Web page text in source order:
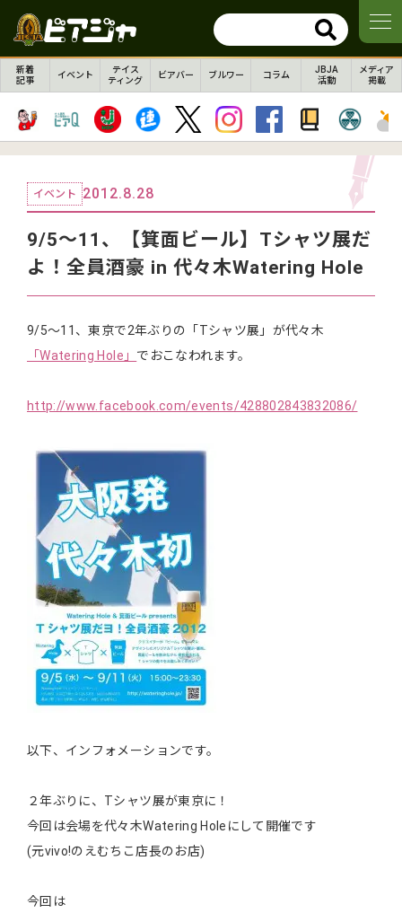
新着
記事
イベント
テイス
ティング
ビアバー ブルワー コラム
JBJA
活動
メディア
掲載
イベント 2012.8.28
9/5～11、【箕面ビール】Tシャツ展だ
よ！全員酒豪 in 代々木Watering Hole
9/5～11、東京で2年ぶりの「Tシャツ展」が代々木
「Watering Hole」 でおこなわれます。
http://www.facebook.com/events/428802843832086/
以下、インフォメーションです。
２年ぶりに、Tシャツ展が東京に！
今回は会場を代々木Watering Holeにして開催です
(元vivo!のえむちこ店長のお店)
今回は